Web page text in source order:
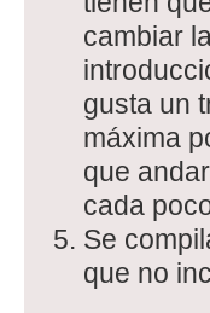
cambiar
gusta un
máxima
que
cada
Se
que no